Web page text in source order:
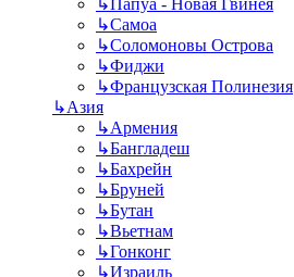
↳Самоа
↳Соломоновы Острова
↳Фиджи
↳Французская Полинезия
↳Азия
↳Армения
↳Бангладеш
↳Бахрейн
↳Бруней
↳Бутан
↳Вьетнам
↳Гонконг
↳Израиль